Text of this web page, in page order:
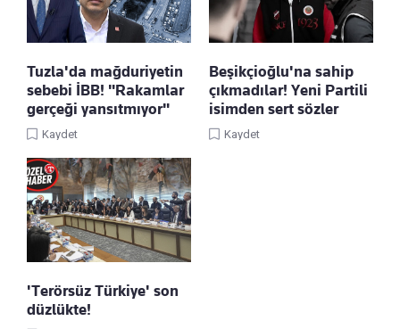
Tuzla'da mağduriyetin
sebebi İBB! "Rakamlar
gerçeği yansıtmıyor"
Kaydet
Beşikçioğlu'na sahip
çıkmadılar! Yeni Partili
isimden sert sözler
Kaydet
'Terörsüz Türkiye' son
düzlükte!